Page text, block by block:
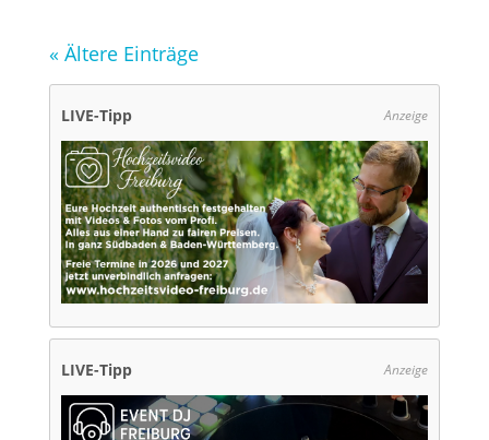
« Ältere Einträge
LIVE-Tipp Anzeige
LIVE-Tipp Anzeige